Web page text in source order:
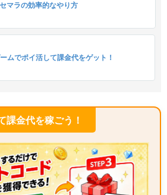
マラの効率的なやり方
ムでポイ活して課金代をゲット！
課金代を稼ごう！